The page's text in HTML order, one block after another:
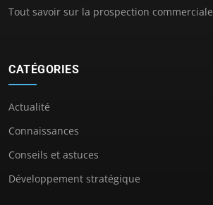
Tout savoir sur la prospection commerciale
CATÉGORIES
Actualité
Connaissances
Conseils et astuces
Développement stratégique